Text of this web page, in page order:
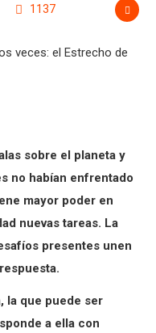
1137
sobre el planeta y
no habían enfrentado
mayor poder en
nuevas tareas. La
presentes unen
la que puede ser
a ella con